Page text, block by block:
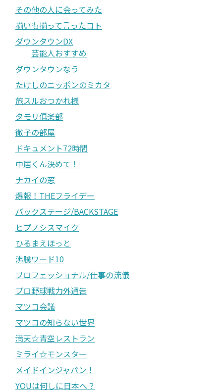
その他の人に会ってみた
揃いも揃って言ったコト
ダウンタウンDX
芸能人おすすめ
ダウンタウンなう
たけしのニッポンのミカタ
旅スルおつかれ様
タモリ俱楽部
徹子の部屋
ドキュメント72時間
中居くん決めて！
ナカイの窓
爆報！THEフライデー
バックステージ/BACKSTAGE
ヒプノシスマイク
ひるまえほっと
沸騰ワード10
プロフェッショナル/仕事の流儀
プロ野球戦力外通告
マツコ会議
マツコの知らない世界
満天☆青空レストラン
ミライ☆モンスター
メイドインジャパン！
YOUは何しに日本へ？